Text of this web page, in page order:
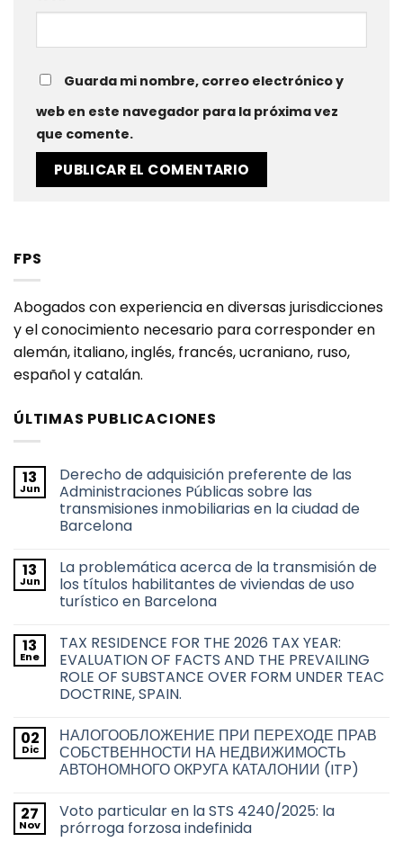
Guarda mi nombre, correo electrónico y
web en este navegador para la próxima vez
que comente.
FPS
Abogados con experiencia en diversas jurisdicciones
y el conocimiento necesario para corresponder en
alemán, italiano, inglés, francés, ucraniano, ruso,
español y catalán.
ÚLTIMAS PUBLICACIONES
13
Jun
Derecho de adquisición preferente de las
Administraciones Públicas sobre las
transmisiones inmobiliarias en la ciudad de
Barcelona
comentarios
en
Derecho
de
de
las
Administraciones
Públicas
sobre
las
en
la
ciudad
de
Barcelona
13
Jun
La problemática acerca de la transmisión de
los títulos habilitantes de viviendas de uso
turístico en Barcelona
comentarios
en
La
problemática
acerca
de
de
los
títulos
habilitantes
de
uso
turístico
13
Ene
TAX RESIDENCE FOR THE 2026 TAX YEAR:
EVALUATION OF FACTS AND THE PREVAILING
ROLE OF SUBSTANCE OVER FORM UNDER TEAC
DOCTRINE, SPAIN.
comentarios
en
TAX
RESIDENCE
2026
TAX
YEAR:
02
Dic
НАЛОГООБЛОЖЕНИЕ ПРИ ПЕРЕХОДЕ ПРАВ
СОБСТВЕННОСТИ НА НЕДВИЖИМОСТЬ
АВТОНОМНОГО ОКРУГА КАТАЛОНИИ (ITP)
comentarios
en
НАЛОГООБЛОЖЕНИЕ
27
Nov
Voto particular en la STS 4240/2025: la
prórroga forzosa indefinida